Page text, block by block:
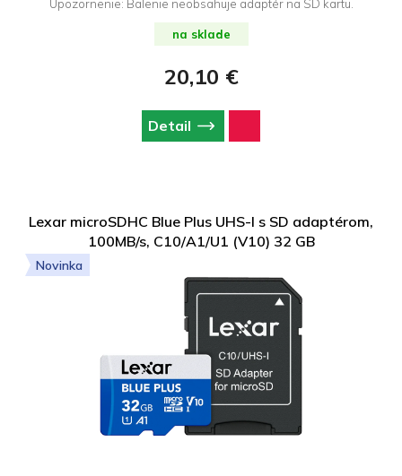
Upozornenie: Balenie neobsahuje adaptér na SD kartu.
na sklade
20,10 €
Detail
Lexar microSDHC Blue Plus UHS-I s SD adaptérom,
100MB/s, C10/A1/U1 (V10) 32 GB
Novinka